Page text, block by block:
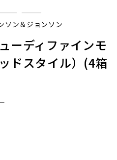
ソン＆ジョンソン
ーディファインモ
ドスタイル）(4箱